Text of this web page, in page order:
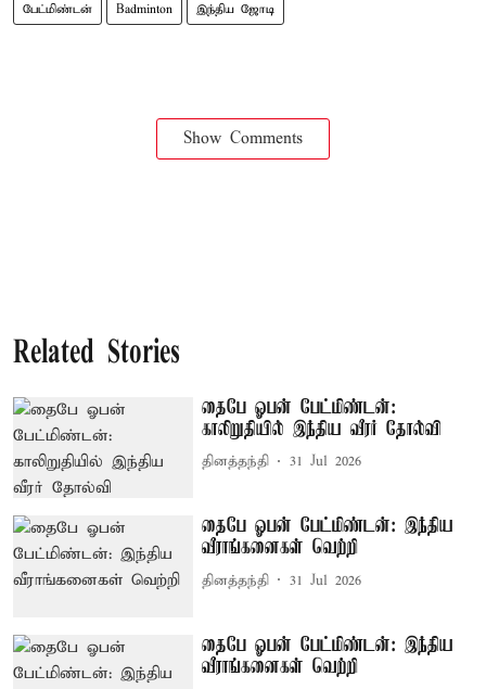
பேட்மிண்டன் Badminton இந்திய ஜோடி
Show Comments
Related Stories
தைபே ஓபன் பேட்மிண்டன்:
காலிறுதியில் இந்திய வீரர் தோல்வி
தினத்தந்தி 31 Jul 2026
தைபே ஓபன் பேட்மிண்டன்: இந்திய
வீராங்கனைகள் வெற்றி
தினத்தந்தி 31 Jul 2026
தைபே ஓபன் பேட்மிண்டன்: இந்திய
வீராங்கனைகள் வெற்றி